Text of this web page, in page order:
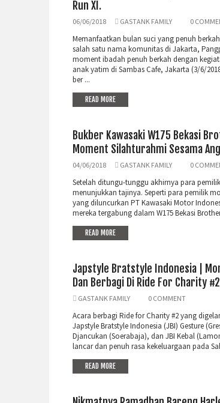
Run XI.
06/06/2018 GASTANK FAMILY 0
Memanfaatkan bulan suci yang penuh
salah satu nama komunitas di Jakarta,
moment ibadah penuh berkah dengan
anak yatim di Sambas Cafe, Jakarta (3/6/
ber ...
READ MORE
Bukber Kawasaki W175 Bekasi
Moment Silahturahmi Sesama
04/06/2018 GASTANK FAMILY 0
Setelah ditungu-tunggu akhirnya para
menunjukkan tajinya. Seperti para pemilik
yang diluncurkan PT Kawasaki Motor
mereka tergabung dalam W175 Bekasi
READ MORE
Japstyle Bratstyle Indonesia |
Dan Berbagi Di Ride For Charity
GASTANK FAMILY 0 COMMENT
Acara berbagi Ride for Charity #2 yang
Japstyle Bratstyle Indonesia (JBI) Gesture
Djancukan (Soerabaja), dan JBI Kebal
lancar dan penuh rasa kekeluargaan pada
READ MORE